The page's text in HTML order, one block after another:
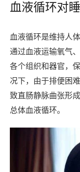
血液循环对
血液循环是维持人
通过血液运输氧气
各个组织和器官，
况下，由于排便困
致直肠静脉曲张形
总体血液循环。